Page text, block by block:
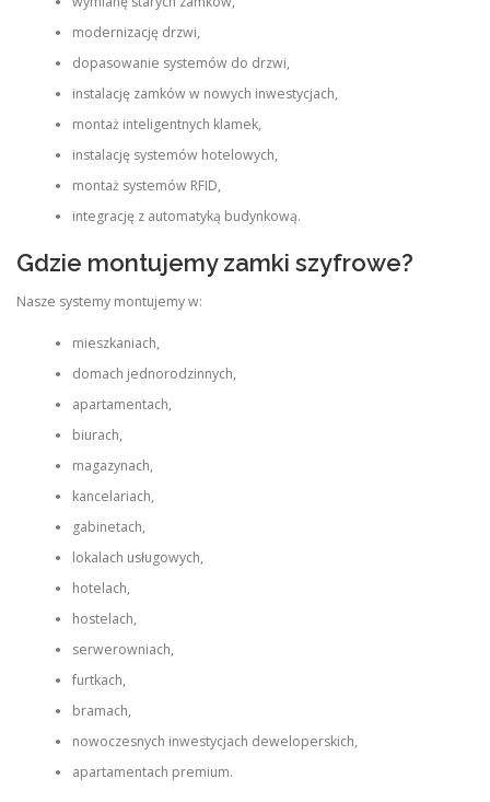
modernizację drzwi,
dopasowanie systemów do drzwi,
instalację zamków w nowych inwestycjach,
montaż inteligentnych klamek,
instalację systemów hotelowych,
montaż systemów RFID,
integrację z automatyką budynkową.
Gdzie montujemy zamki szyfrowe?
Nasze systemy montujemy w:
mieszkaniach,
domach jednorodzinnych,
apartamentach,
biurach,
magazynach,
kancelariach,
gabinetach,
lokalach usługowych,
hotelach,
hostelach,
serwerowniach,
furtkach,
bramach,
nowoczesnych inwestycjach deweloperskich,
apartamentach premium.